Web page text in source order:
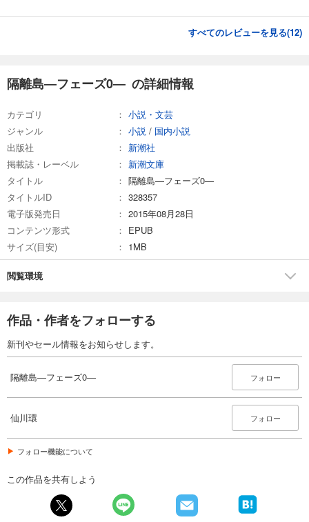
すべてのレビューを見る(12)
隔離島―フェーズ0― の詳細情報
カテゴリ
小説・文芸
ジャンル
小説 / 国内小説
出版社
新潮社
掲載誌・レーベル
新潮文庫
タイトル
隔離島―フェーズ0―
タイトルID
328357
電子版発売日
2015年08月28日
コンテンツ形式
EPUB
サイズ(目安)
1MB
閲覧環境
作品・作者をフォローする
新刊やセール情報をお知らせします。
隔離島―フェーズ0― フォロー
仙川環 フォロー
フォロー機能について
この作品を共有しよう